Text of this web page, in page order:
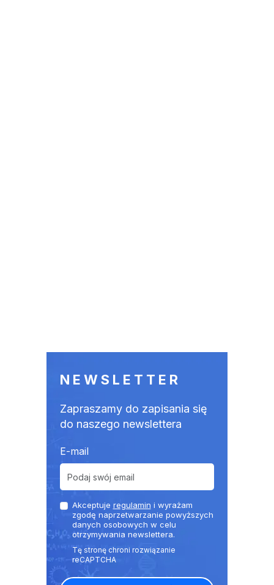
NEWSLETTER
Zapraszamy do zapisania się
do naszego newslettera
E-mail
Akceptuje regulamin i wyrażam
zgodę naprzetwarzanie powyższych
danych osobowych w celu
otrzymywania newslettera.